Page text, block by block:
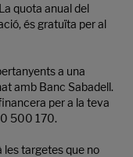
quota anual del
és gratuïta per al
a una
amb Banc Sabadell.
per a la teva
500 170.
les targetes que no